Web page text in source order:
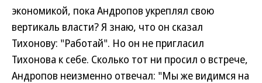
экономикой, пока Андропов укреплял свою
вертикаль власти? Я знаю, что он сказал
Тихонову: "Работай". Но он не пригласил
Тихонова к себе. Сколько тот ни просил о встрече,
Андропов неизменно отвечал: "Мы же видимся на